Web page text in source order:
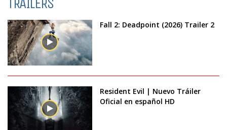
Fall 2: Deadpoint (2026) Trailer 2
Resident Evil | Nuevo Tráiler
Oficial en español HD